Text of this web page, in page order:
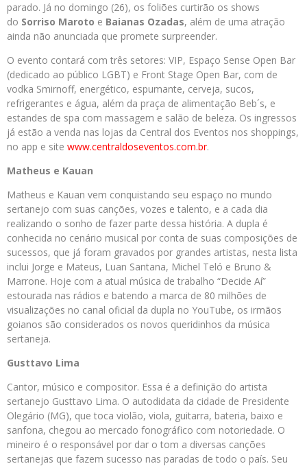
parado. Já no domingo (26), os foliões curtirão os shows
do Sorriso Maroto e Baianas Ozadas, além de uma atração
ainda não anunciada que promete surpreender.
O evento contará com três setores: VIP, Espaço Sense Open Bar
(dedicado ao público LGBT) e Front Stage Open Bar, com de
vodka Smirnoff, energético, espumante, cerveja, sucos,
refrigerantes e água, além da praça de alimentação Beb´s, e
estandes de spa com massagem e salão de beleza. Os ingressos
já estão a venda nas lojas da Central dos Eventos nos shoppings,
no app e site www.centraldoseventos.com.br.
Matheus e Kauan
Matheus e Kauan vem conquistando seu espaço no mundo
sertanejo com suas canções, vozes e talento, e a cada dia
realizando o sonho de fazer parte dessa história. A dupla é
conhecida no cenário musical por conta de suas composições de
sucessos, que já foram gravados por grandes artistas, nesta lista
inclui Jorge e Mateus, Luan Santana, Michel Teló e Bruno &
Marrone. Hoje com a atual música de trabalho “Decide Aí”
estourada nas rádios e batendo a marca de 80 milhões de
visualizações no canal oficial da dupla no YouTube, os irmãos
goianos são considerados os novos queridinhos da música
sertaneja.
Gusttavo Lima
Cantor, músico e compositor. Essa é a definição do artista
sertanejo Gusttavo Lima. O autodidata da cidade de Presidente
Olegário (MG), que toca violão, viola, guitarra, bateria, baixo e
sanfona, chegou ao mercado fonográfico com notoriedade. O
mineiro é o responsável por dar o tom a diversas canções
sertanejas que fazem sucesso nas paradas de todo o país. Seu